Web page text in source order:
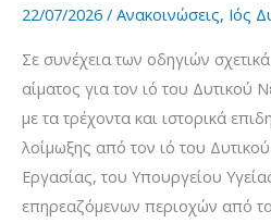
–
Περίοδος
Μετάδοσης
2026
(30/7)
22/07/2026 / Ανακοινώσεις, Ιός
Σε συνέχεια των οδηγιών
αίματος για τον ιό του
με τα τρέχοντα και ιστορικά
λοίμωξης από τον ιό του
Εργασίας, του Υπουργείου
επηρεαζόμενων περιοχών από